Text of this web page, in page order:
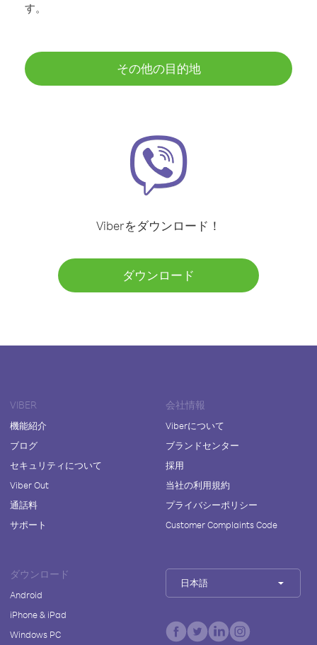
す。
その他の目的地
Viberをダウンロード！
ダウンロード
VIBER
機能紹介
ブログ
セキュリティについて
Viber Out
通話料
サポート
会社情報
Viberについて
ブランドセンター
採用
当社の利用規約
プライバシーポリシー
Customer Complaints Code
ダウンロード
Android
iPhone & iPad
Windows PC
日本語